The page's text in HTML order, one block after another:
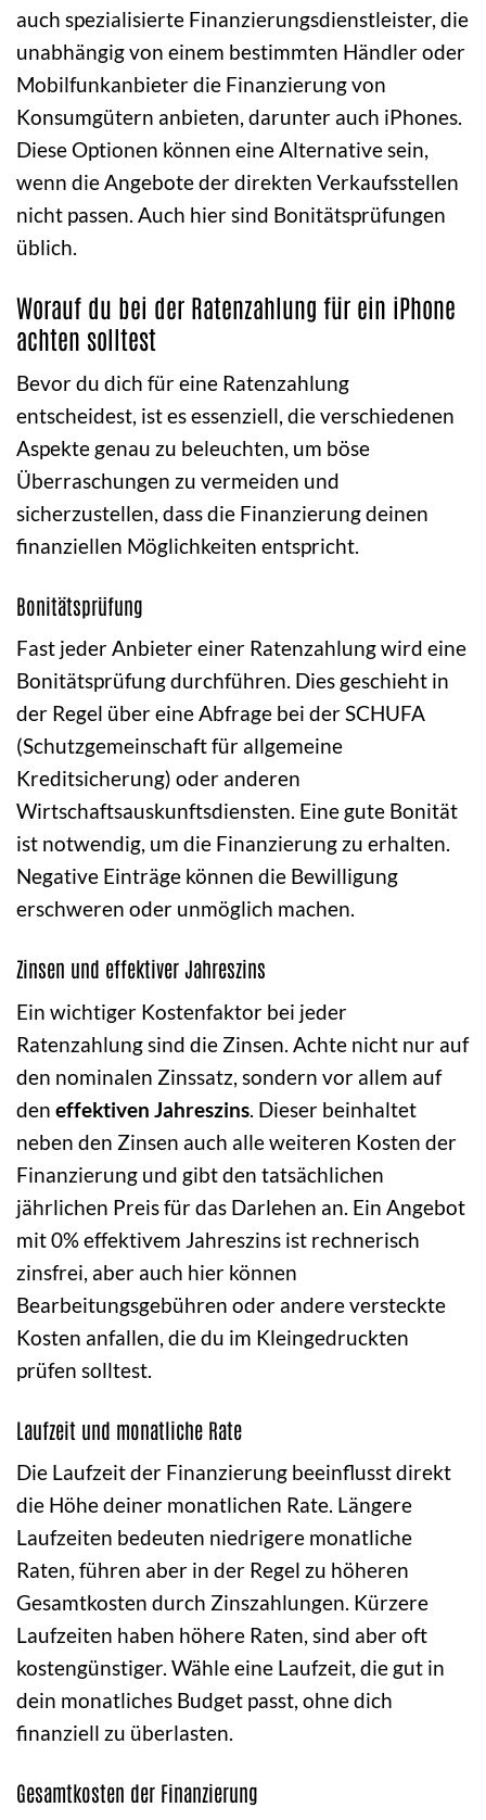
auch spezialisierte Finanzierungsdienstleister, die
unabhängig von einem bestimmten Händler oder
Mobilfunkanbieter die Finanzierung von
Konsumgütern anbieten, darunter auch iPhones.
Diese Optionen können eine Alternative sein,
wenn die Angebote der direkten Verkaufsstellen
nicht passen. Auch hier sind Bonitätsprüfungen
üblich.
Worauf du bei der Ratenzahlung für ein iPhone
achten solltest
Bevor du dich für eine Ratenzahlung
entscheidest, ist es essenziell, die verschiedenen
Aspekte genau zu beleuchten, um böse
Überraschungen zu vermeiden und
sicherzustellen, dass die Finanzierung deinen
finanziellen Möglichkeiten entspricht.
Bonitätsprüfung
Fast jeder Anbieter einer Ratenzahlung wird eine
Bonitätsprüfung durchführen. Dies geschieht in
der Regel über eine Abfrage bei der SCHUFA
(Schutzgemeinschaft für allgemeine
Kreditsicherung) oder anderen
Wirtschaftsauskunftsdiensten. Eine gute Bonität
ist notwendig, um die Finanzierung zu erhalten.
Negative Einträge können die Bewilligung
erschweren oder unmöglich machen.
Zinsen und effektiver Jahreszins
Ein wichtiger Kostenfaktor bei jeder
Ratenzahlung sind die Zinsen. Achte nicht nur auf
den nominalen Zinssatz, sondern vor allem auf
den effektiven Jahreszins. Dieser beinhaltet
neben den Zinsen auch alle weiteren Kosten der
Finanzierung und gibt den tatsächlichen
jährlichen Preis für das Darlehen an. Ein Angebot
mit 0% effektivem Jahreszins ist rechnerisch
zinsfrei, aber auch hier können
Bearbeitungsgebühren oder andere versteckte
Kosten anfallen, die du im Kleingedruckten
prüfen solltest.
Laufzeit und monatliche Rate
Die Laufzeit der Finanzierung beeinflusst direkt
die Höhe deiner monatlichen Rate. Längere
Laufzeiten bedeuten niedrigere monatliche
Raten, führen aber in der Regel zu höheren
Gesamtkosten durch Zinszahlungen. Kürzere
Laufzeiten haben höhere Raten, sind aber oft
kostengünstiger. Wähle eine Laufzeit, die gut in
dein monatliches Budget passt, ohne dich
finanziell zu überlasten.
Gesamtkosten der Finanzierung